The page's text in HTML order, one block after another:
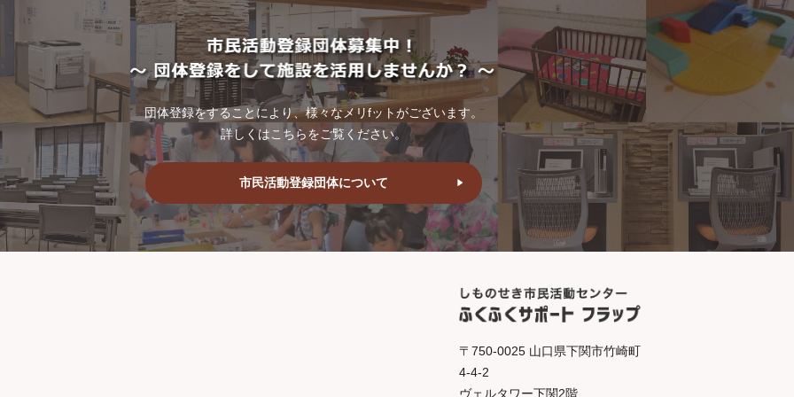
団体登録をすることにより、様々なメリfットがございます。
詳しくはこちらをご覧ください。
市民活動登録団体について
〒750-0025 山口県下関市竹崎町
4-4-2
ヴェルタワー下関2階